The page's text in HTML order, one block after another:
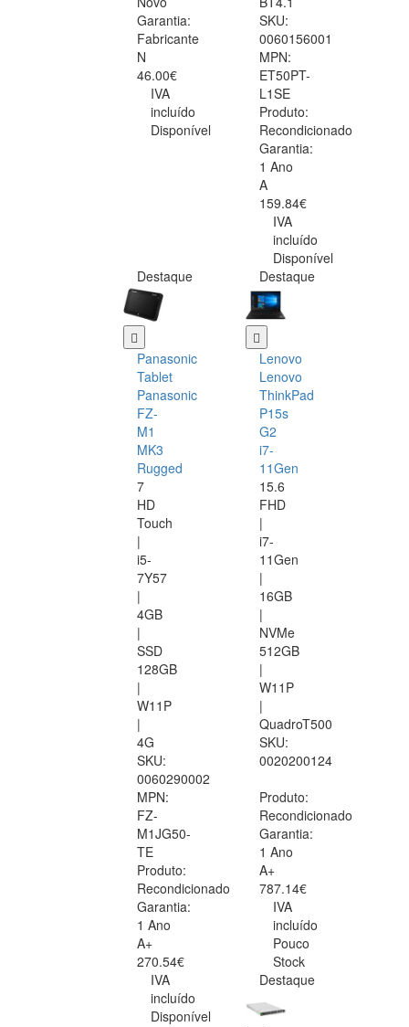
Garantia:
Fabricante
N
46.00€
IVA
incluído
Disponível
SKU:
0060156001
MPN:
ET50PT-
L1SE
Produto:
Recondicionado
Garantia:
1 Ano
A
159.84€
IVA
incluído
Disponível
Destaque
Panasonic
Tablet
Panasonic
FZ-
M1
MK3
Rugged
7
HD
Touch
|
i5-
7Y57
|
4GB
|
SSD
128GB
|
W11P
|
4G
SKU:
0060290002
MPN:
FZ-
M1JG50-
TE
Produto:
Recondicionado
Garantia:
1 Ano
A+
270.54€
IVA
incluído
Disponível
Destaque
Lenovo
Lenovo
ThinkPad
P15s
G2
i7-
11Gen
15.6
FHD
|
i7-
11Gen
|
16GB
|
NVMe
512GB
|
W11P
|
QuadroT500
SKU:
0020200124
Produto:
Recondicionado
Garantia:
1 Ano
A+
787.14€
IVA
incluído
Pouco
Stock
Destaque